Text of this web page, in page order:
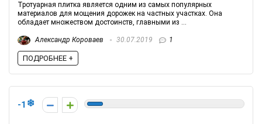
Тротуарная плитка является одним из самых популярных
материалов для мощения дорожек на частных участках. Она
обладает множеством достоинств, главными из ...
Александр Короваев 30.07.2019 1
ПОДРОБНЕЕ +
-1